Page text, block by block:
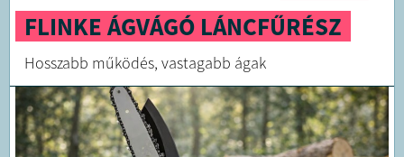
FLINKE ÁGVÁGÓ LÁNCFŰRÉSZ
Hosszabb működés, vastagabb ágak